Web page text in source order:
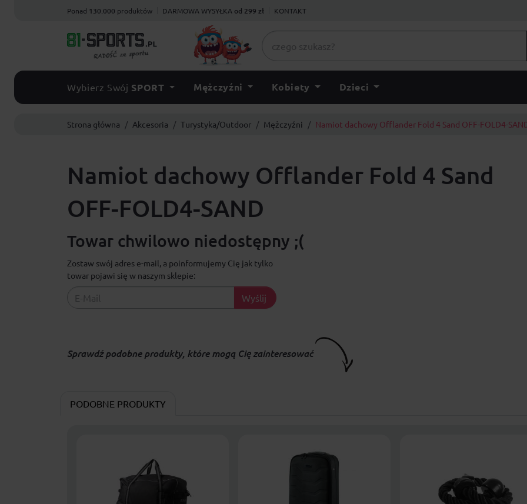
Ponad 130.000 produktów DARMOWA WYSYŁKA od 299 zł KONTAKT
Wybierz Swój SPORT Mężczyźni Kobiety Dzieci
Strona główna Akcesoria Turystyka/Outdoor Mężczyźni Namiot dachowy Offlander Fold 4 Sand OFF-FOLD4-
Namiot dachowy Offlander Fold 4 Sand
OFF-FOLD4-SAND
Towar chwilowo niedostępny ;(
Zostaw swój adres e-mail, a poinformujemy Cię jak tylko
towar pojawi się w naszym sklepie:
Wyślij
Sprawdź podobne produkty, które mogą Cię zainteresować
PODOBNE PRODUKTY